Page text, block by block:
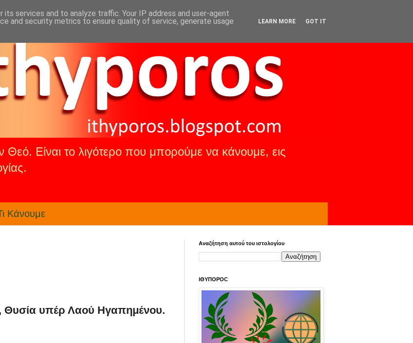
Θεό. Είναι το λιγότερο που μπορούμε να κάνουμε, εις
Κάνουμε
Θυσία υπέρ Λαού Ηγαπημένου.
Αναζήτηση αυτού του ιστολογίου
ΙΘΥΠΟΡΟC
services and to analyze traffic. Your IP address and user-agent
and security metrics to ensure quality of service, generate usage
LEARN MORE GOT IT